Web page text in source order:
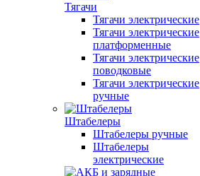
Тягачи
Тягачи электрические
Тягачи электрические
платформенные
Тягачи электрические
поводковые
Тягачи электрические
ручные
Штабелеры
Штабелеры ручные
Штабелеры
электрические